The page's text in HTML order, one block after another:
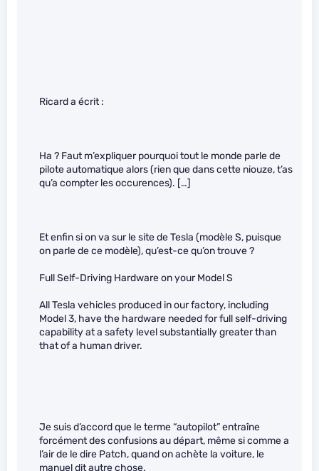
Ricard a écrit :
Ha ? Faut m’expliquer pourquoi tout le monde parle de
pilote automatique alors (rien que dans cette niouze, t’as
qu’a compter les occurences). […]
Et enfin si on va sur le site de Tesla (modèle S, puisque
on parle de ce modèle), qu’est-ce qu’on trouve ?
Full Self-Driving Hardware on your Model S
All Tesla vehicles produced in our factory, including
Model 3, have the hardware needed for full self-driving
capability at a safety level substantially greater than
that of a human driver.
Je suis d’accord que le terme “autopilot” entraîne
forcément des confusions au départ, même si comme a
l’air de le dire Patch, quand on achète la voiture, le
manuel dit autre chose.